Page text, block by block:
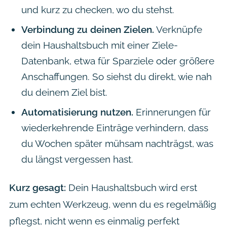
und kurz zu checken, wo du stehst.
Verbindung zu deinen Zielen. Verknüpfe
dein Haushaltsbuch mit einer Ziele-
Datenbank, etwa für Sparziele oder größere
Anschaffungen. So siehst du direkt, wie nah
du deinem Ziel bist.
Automatisierung nutzen. Erinnerungen für
wiederkehrende Einträge verhindern, dass
du Wochen später mühsam nachträgst, was
du längst vergessen hast.
Kurz gesagt: Dein Haushaltsbuch wird erst
zum echten Werkzeug, wenn du es regelmäßig
pflegst, nicht wenn es einmalig perfekt